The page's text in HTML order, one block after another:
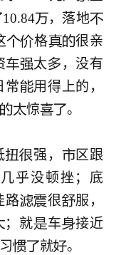
10.84，落地
格很亲
太 ，没有
常用得上的，
惊。﻿
强， 区跟
乎没顿挫；底
路很服，
；就车接近
就